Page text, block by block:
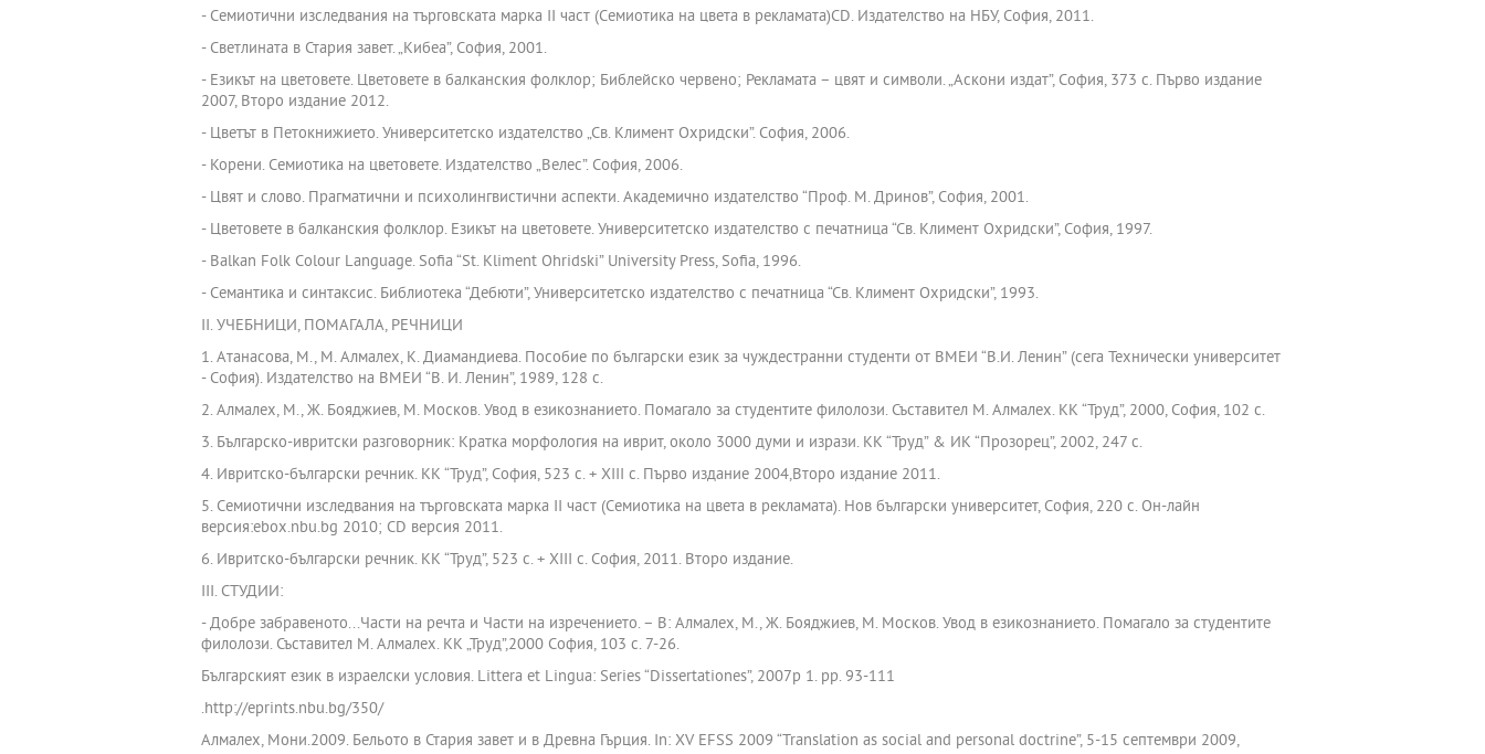
- Семиотични изследвания на търговската марка ІІ част (Семиотика на цвета в рекламата)CD. Издателство на НБУ, София, 2011.
- Светлината в Стария завет. „Кибеа”, София, 2001.
- Езикът на цветовете. Цветовете в балканския фолклор; Библейско червено; Рекламата – цвят и символи. „Аскони издат”, София, 373 с. Първо издание
2007, Второ издание 2012.
- Цветът в Петокнижието. Университетско издателство „Св. Климент Охридски”. София, 2006.
- Корени. Семиотика на цветовете. Издателство „Велес”. София, 2006.
- Цвят и слово. Прагматични и психолингвистични аспекти. Академично издателство “Проф. М. Дринов”, София, 2001.
- Цветовете в балканския фолклор. Езикът на цветовете. Университетско издателство с печатница “Св. Климент Охридски”, София, 1997.
- Balkan Folk Colour Language. Sofia “St. Kliment Ohridski” University Press, Sofia, 1996.
- Семантика и синтаксис. Библиотека “Дебюти”, Университетско издателство с печатница “Св. Климент Охридски”, 1993.
ІІ. УЧЕБНИЦИ, ПОМАГАЛА, РЕЧНИЦИ
1. Атанасова, М., М. Алмалех, К. Диамандиева. Пособие по български език за чуждестранни студенти от ВМЕИ “В.И. Ленин” (сега Технически университет
- София). Издателство на ВМЕИ “В. И. Ленин”, 1989, 128 с.
2. Алмалех, М., Ж. Бояджиев, М. Москов. Увод в езикознанието. Помагало за студентите филолози. Съставител М. Алмалех. КК “Труд”, 2000, София, 102 с.
3. Българско-ивритски разговорник: Кратка морфология на иврит, около 3000 думи и изрази. КК “Труд” & ИК “Прозорец”, 2002, 247 с.
4. Ивритско-български речник. КК “Труд”, София, 523 с. + ХІІІ с. Първо издание 2004,Второ издание 2011.
5. Семиотични изследвания на търговската марка ІІ част (Семиотика на цвета в рекламата). Нов български университет, София, 220 c. Он-лайн
версия:ebox.nbu.bg 2010; CD версия 2011.
6. Ивритско-български речник. КК “Труд”, 523 с. + ХІІІ с. София, 2011. Второ издание.
ІІІ. СТУДИИ:
- Добре забравеното...Части на речта и Части на изречението. – В: Алмалех, М., Ж. Бояджиев, М. Москов. Увод в езикознанието. Помагало за студентите
филолози. Съставител М. Алмалех. КК „Труд”,2000 София, 103 с. 7-26.
Българският език в израелски условия. Littera et Lingua: Series “Dissertationes”, 2007р 1. pp. 93-111
.http://eprints.nbu.bg/350/
Алмалех, Мони.2009. Бельото в Стария завет и в Древна Гърция. In: XV EFSS 2009 “Translation as social and personal doctrine”, 5-15 септември 2009,